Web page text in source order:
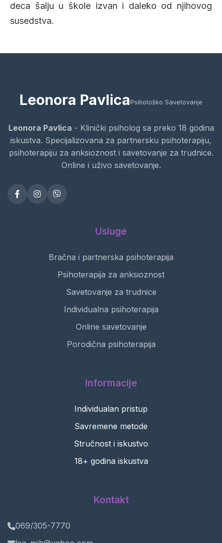
deca šalju u škole izvan i daleko od njihovog
susedstva.
Leonora Pavlica Psihološko Savetovanje
Leonora Pavlica - Klinički psiholog sa preko 18 godina
iskustva. Specijalizovana za partnersku psihoterapiju,
psihoterapiju za anksioznost i savetovanje za trudnice.
Online i uživo savetovanje.
Usluge
Bračna i partnerska psihoterapija
Psihoterapija za anksioznost
Savetovanje za trudnice
Individualna psihoterapija
Online savetovanje
Porodična psihoterapija
Informacije
Individualan pristup
Savremene metode
Stručnost i iskustvo
18+ godina iskustva
Kontakt
069/305-7770